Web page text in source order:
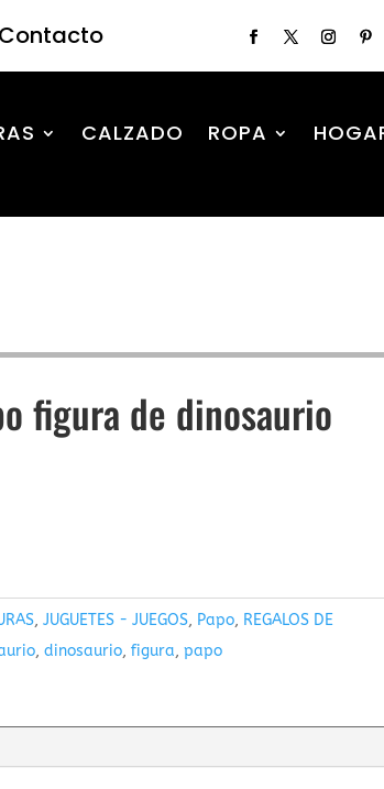
Contacto
CALZADO ROPA
figura de dinosaurio
,JUGUETES - JUEGOS, Papo, REGALOS DE
,dinosaurio,figura,papo